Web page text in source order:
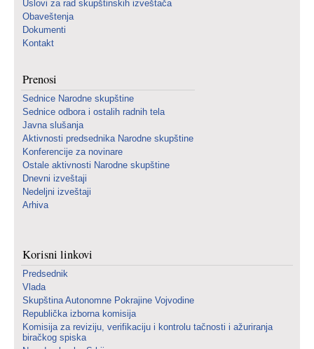
Uslovi za rad skupštinskih izveštača
Obaveštenja
Dokumenti
Kontakt
Prenosi
Sednice Narodne skupštine
Sednice odbora i ostalih radnih tela
Javna slušanja
Aktivnosti predsednika Narodne skupštine
Konferencije za novinare
Ostale aktivnosti Narodne skupštine
Dnevni izveštaji
Nedeljni izveštaji
Arhiva
Korisni linkovi
Predsednik
Vlada
Skupština Autonomne Pokrajine Vojvodine
Republička izborna komisija
Komisija za reviziju, verifikaciju i kontrolu tačnosti i ažuriranja
biračkog spiska